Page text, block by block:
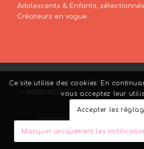
Adolescents & Enfants,
Créateurs en vogue.
© Copyright – Opticien Stéphanie Danjou –
by Autrement Com’
Mentions Légales
Ce site utilise des cookies. En
vous acceptez leur
Accepter les
Masquer uniquement les